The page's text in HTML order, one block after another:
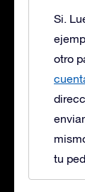
Si.
otro
tu